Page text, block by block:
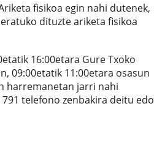
fisikoa egin nahi dutenek,
dituzte ariketa fisikoa
16:00etara Gure Txoko
09:00etatik 11:00etara osasun
harremanetan jarri nahi
telefono zenbakira deitu edo